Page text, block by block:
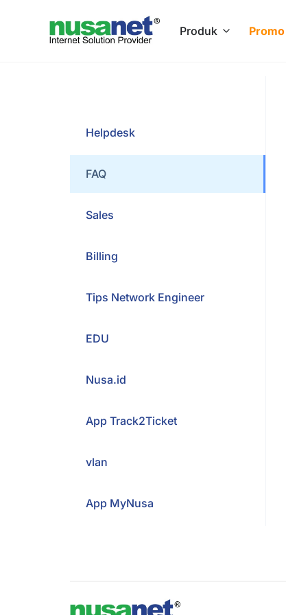
Produk Promo
Helpdesk
FAQ
Sales
Billing
Tips Network Engineer
EDU
Nusa.id
App Track2Ticket
vlan
App MyNusa